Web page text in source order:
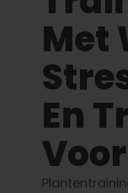
Druk op
Over
Pheno jagen
Behoud van
Met
En